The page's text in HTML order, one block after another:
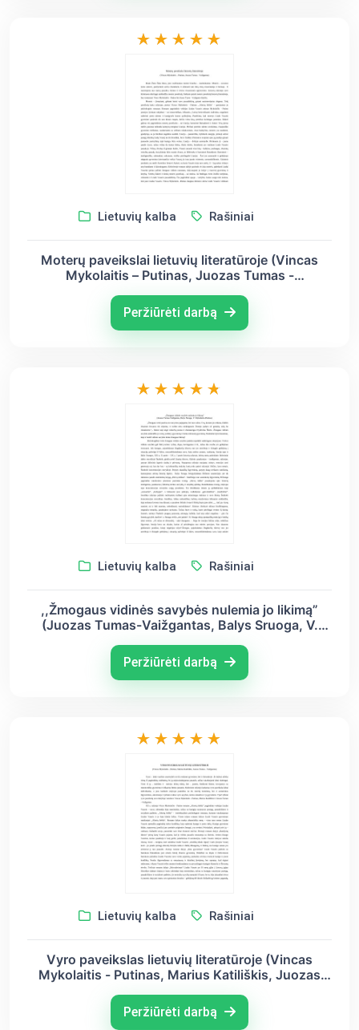
Lietuvių kalba Rašiniai
Moterų paveikslai lietuvių literatūroje (Vincas
Mykolaitis – Putinas, Juozas Tumas -
Peržiūrėti darbą
Lietuvių kalba Rašiniai
,,Žmogaus vidinės savybės nulemia jo likimą”
(Juozas Tumas-Vaižgantas, Balys Sruoga, V.
Peržiūrėti darbą
Lietuvių kalba Rašiniai
Vyro paveikslas lietuvių literatūroje (Vincas
Mykolaitis - Putinas, Marius Katiliškis, Juozas
Peržiūrėti darbą